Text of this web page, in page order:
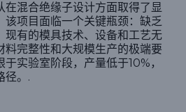
在混合绝缘子设计方面取得了显
该项目面临一个关键瓶颈：缺乏
现有的模具技术、设备和工艺无
料完整性和大规模生产的极端要
实验室阶段，产量低于10%，
径。.